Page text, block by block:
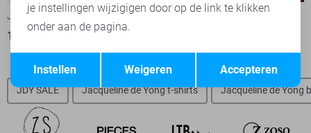
Jacqueline de Yong Jurk
15,00
Ydence Jurk
JDY SALE Jacqueline de Yong t-shirts Jacqueline de Yong
Terug Opslaan
je instellingen wijzigigen door op de link te klikken
onder aan de pagina.
Accepteren
Weigeren
Instellen